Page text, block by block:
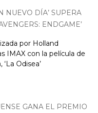
NUEVO DÍA’ SUPERA
ENDGAME’
por Holland
IMAX con la película de
Odisea’
GANA EL PREMIO